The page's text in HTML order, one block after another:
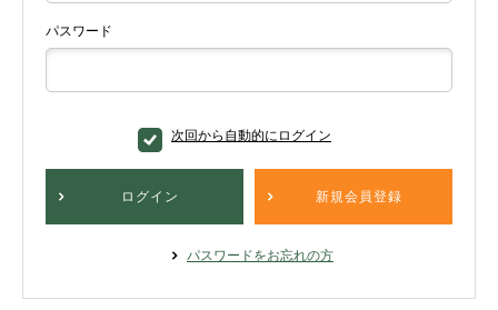
パスワード
次回から自動的にログイン
ログイン 新規会員登録
パスワードをお忘れの方